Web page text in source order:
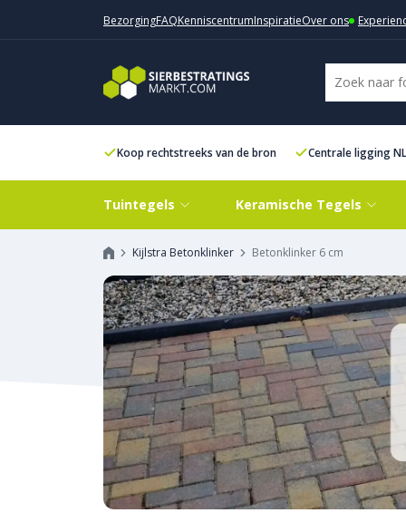
BezorgingFAQKenniscentrumInspiratieOver ons
Koop rechtstreeks van de bron Centrale ligging NL
Tuintegels Keramische Tegels
Kijlstra Betonklinker Betonklinker 6 cm